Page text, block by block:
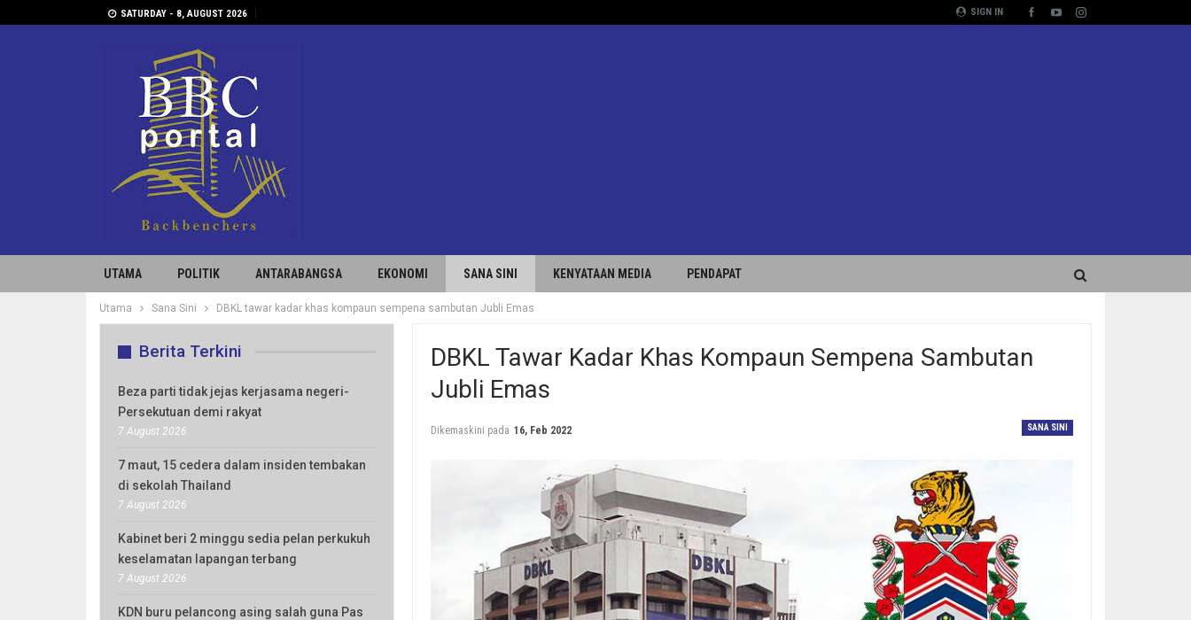
SIGN IN
SATURDAY - 8, AUGUST 2026
UTAMA POLITIK ANTARABANGSA EKONOMI SANA SINI KENYATAAN MEDIA PENDAPAT
Utama Sana Sini DBKL tawar kadar khas kompaun sempena sambutan Jubli Emas
DBKL Tawar Kadar Khas Kompaun Sempena Sambutan
Jubli Emas
SANA SINI
Dikemaskini pada 16, Feb 2022
Berita Terkini
Beza parti tidak jejas kerjasama negeri-
Persekutuan demi rakyat
7 August 2026
7 maut, 15 cedera dalam insiden tembakan
di sekolah Thailand
7 August 2026
Kabinet beri 2 minggu sedia pelan perkukuh
keselamatan lapangan terbang
7 August 2026
KDN buru pelancong asing salah guna Pas